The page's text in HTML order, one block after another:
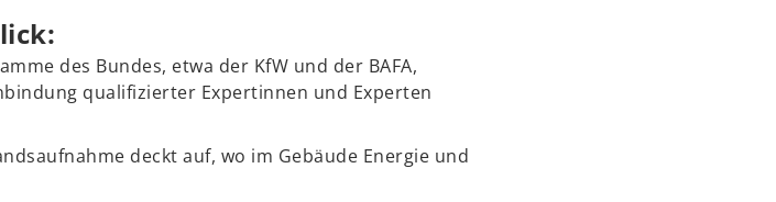
des Bundes, etwa der KfW und der BAFA,
qualifizierter Expertinnen und Experten
deckt auf, wo im Gebäude Energie und